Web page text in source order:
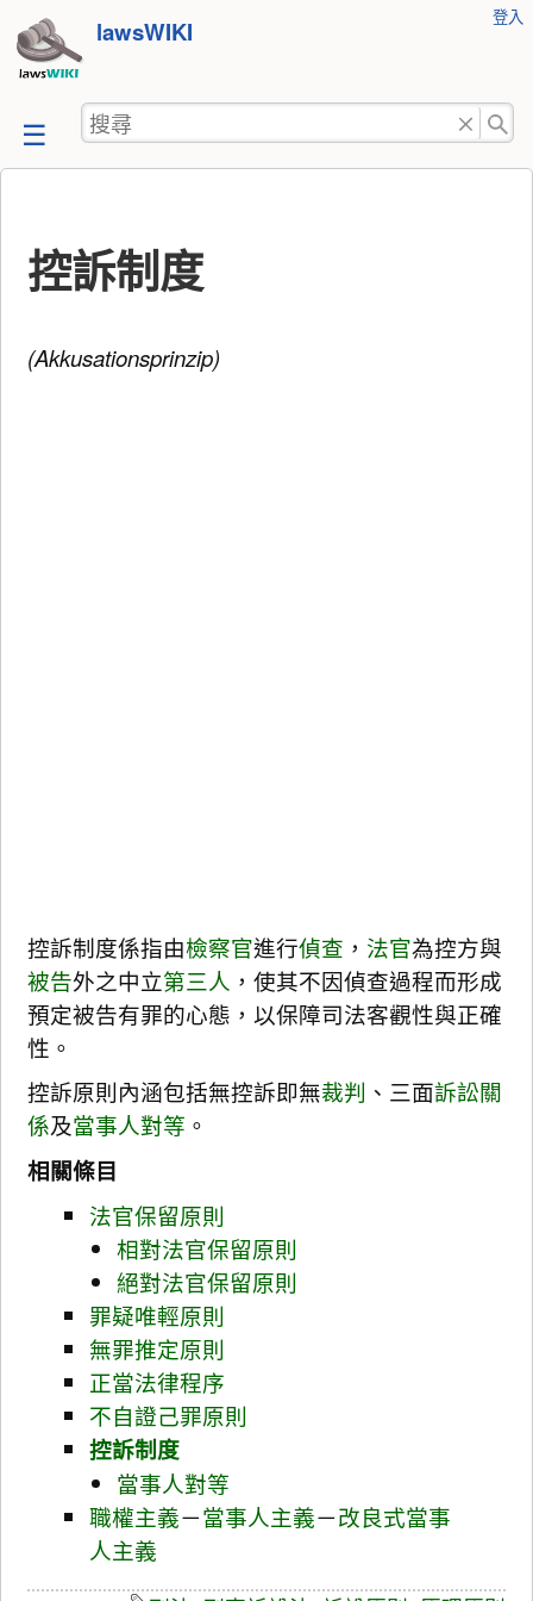
跳
至
容
lawsWIKI
工
登入
搜
尋
控訴制度
(Akkusationsprinzip)
控訴制度係指由檢察官進行偵查 ， 法官為控方與
被告外之中立第三人 ，使其不因偵查過程而形成
預定被告有罪的心態，以保障司法客觀性與正確
性。
控訴原則內涵包括無控訴即無裁判 、三面訴訟關
係及當事人對等 。
相關條目
法官保留原則
相對法官保留原則
絕對法官保留原則
罪疑唯輕原則
無罪推定原則
正當法律程序
不自證己罪原則
控訴制度
當事人對等
職權主義－當事人主義－改良式當事
人主義